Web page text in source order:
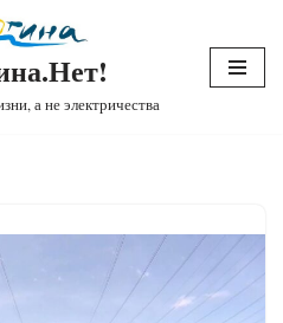
а не электричества